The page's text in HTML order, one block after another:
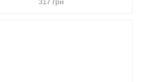
317 грн